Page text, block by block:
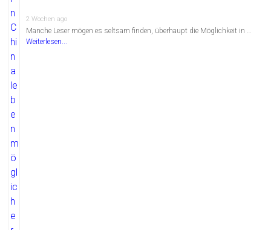
2 Wochen ago
Manche Leser mögen es seltsam finden, überhaupt die Möglichkeit in …
Weiterlesen...